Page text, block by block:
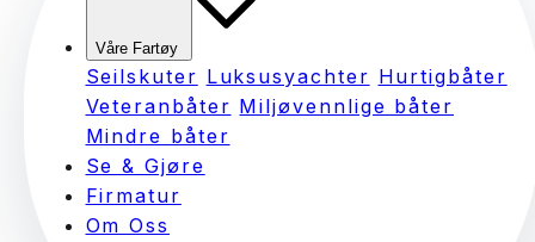
Våre Fartøy
Seilskuter Luksusyachter Hurtigbåter
Veteranbåter Miljøvennlige båter
Mindre båter
Se & Gjøre
Firmatur
Om Oss